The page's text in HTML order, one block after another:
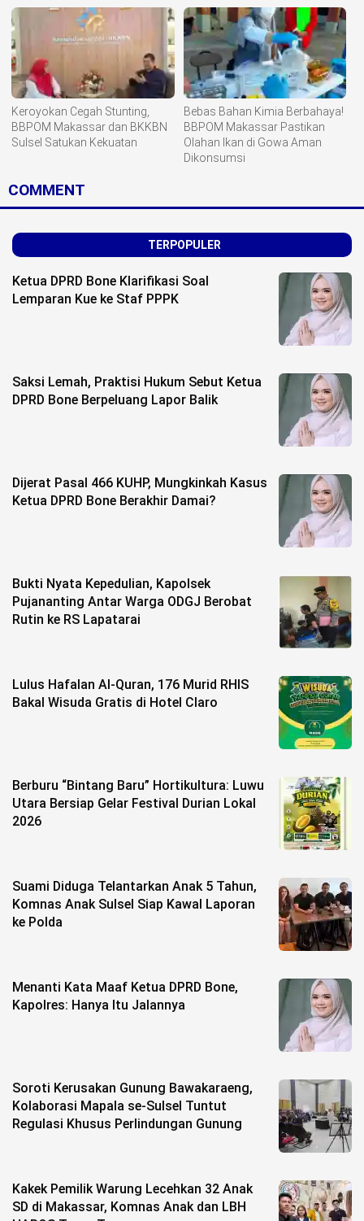
Keroyokan Cegah Stunting,
BBPOM Makassar dan BKKBN
Sulsel Satukan Kekuatan
Bebas Bahan Kimia Berbahaya!
BBPOM Makassar Pastikan
Olahan Ikan di Gowa Aman
Dikonsumsi
COMMENT
TERPOPULER
Ketua DPRD Bone Klarifikasi Soal
Lemparan Kue ke Staf PPPK
Saksi Lemah, Praktisi Hukum Sebut Ketua
DPRD Bone Berpeluang Lapor Balik
Dijerat Pasal 466 KUHP, Mungkinkah Kasus
Ketua DPRD Bone Berakhir Damai?
Bukti Nyata Kepedulian, Kapolsek
Pujananting Antar Warga ODGJ Berobat
Rutin ke RS Lapatarai
Lulus Hafalan Al-Quran, 176 Murid RHIS
Bakal Wisuda Gratis di Hotel Claro
Berburu “Bintang Baru” Hortikultura: Luwu
Utara Bersiap Gelar Festival Durian Lokal
2026
Suami Diduga Telantarkan Anak 5 Tahun,
Komnas Anak Sulsel Siap Kawal Laporan
ke Polda
Menanti Kata Maaf Ketua DPRD Bone,
Kapolres: Hanya Itu Jalannya
Soroti Kerusakan Gunung Bawakaraeng,
Kolaborasi Mapala se-Sulsel Tuntut
Regulasi Khusus Perlindungan Gunung
Kakek Pemilik Warung Lecehkan 32 Anak
SD di Makassar, Komnas Anak dan LBH